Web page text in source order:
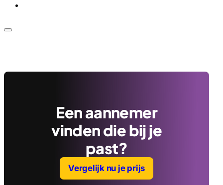
Een aannemer
vinden die bij je
past?
Vergelijk nu je prijs